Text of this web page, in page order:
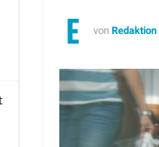
von